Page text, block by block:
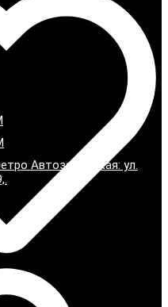
Автозаводская: ул.